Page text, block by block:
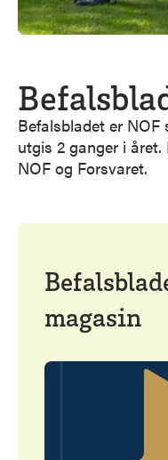
Befalsbladet er
utgis 2 ganger i
NOF og Forsvaret.
magasin